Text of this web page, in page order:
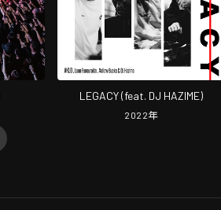
LEGACY (feat. DJ HAZIME)
2022年